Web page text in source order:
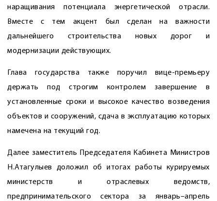
наращивания потенциала энергетической отрасли.
Вместе с тем акцент был сделан на важности
дальнейшего строительства новых дорог и
модернизации действующих.
Глава государства также поручил вице-премьеру
держать под строгим контролем завершение в
установленные сроки и высокое качество возведения
объектов и сооружений, сдача в эксплуатацию которых
намечена на текущий год.
Далее заместитель Председателя Кабинета Министров
Н.Атагулыев доложил об итогах работы курируемых
министерств и отраслевых ведомств,
предпринимательского сектора за январь–апрель